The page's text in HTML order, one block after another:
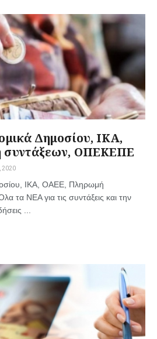
Δημοσίου, ΙΚΑ,
ΟΠΕΚΕΠΕ
2020
ΙΚΑ, ΟΑΕΕ, Πληρωμή
τα ΝΕΑ για τις συντάξεις και την
...